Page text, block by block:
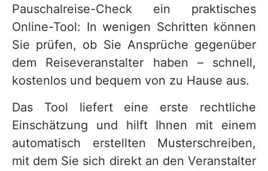
Pauschalreise-Check ein praktisches
Online-Tool: In wenigen Schritten können
Sie prüfen, ob Sie Ansprüche gegenüber
dem Reiseveranstalter haben – schnell,
kostenlos und bequem von zu Hause aus.
Das Tool liefert eine erste rechtliche
Einschätzung und hilft Ihnen mit einem
automatisch erstellten Musterschreiben,
mit dem Sie sich direkt an den Veranstalter